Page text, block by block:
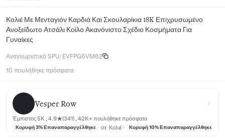
Κολιέ Με Μενταγιόν Καρδιά Και Σκουλαρίκια 18K Επιχρυσωμένο
Ανοξείδωτο Ατσάλι Κοίλο Ακανόνιστο Σχέδιο Κοσμήματα Για
Γυναίκες
Αναγνωριστικό SPU: EVFPG6VM62
10 πουλήθηκε πρόσφατα
Vesper Row
Vesper Row
Έμπιστος 5K , 4.9★(341) , 42K+ πουλήθηκε πρόσφατα
Κορυφή 3% Επαναπαραγγέλθηκε σε Κολιέ Κορυφή 10% Επαναπαραγγέλθηκε